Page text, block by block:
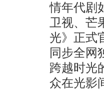
情年代剧
卫视、芒
光》正式
同步全网
跨越时光
众在光影